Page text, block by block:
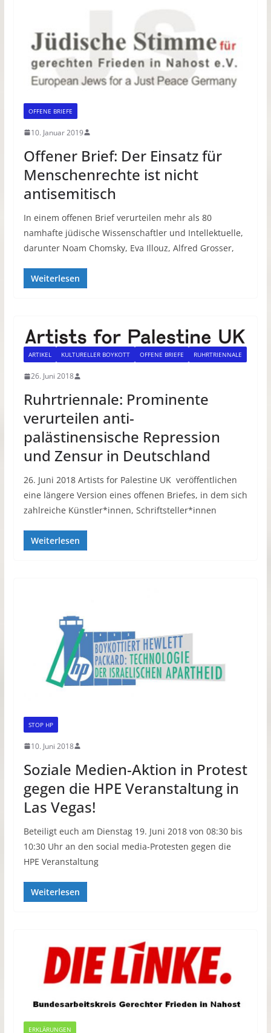
OFFENE BRIEFE
10. Januar 2019
Offener Brief: Der Einsatz für
Menschenrechte ist nicht
antisemitisch
In einem offenen Brief verurteilen mehr als 80
namhafte jüdische Wissenschaftler und Intellektuelle,
darunter Noam Chomsky, Eva Illouz, Alfred Grosser,
Weiterlesen
ARTIKEL KULTURELLER BOYKOTT OFFENE BRIEFE RUHRTRIENNALE
26. Juni 2018
Ruhrtriennale: Prominente
verurteilen anti-
palästinensische Repression
und Zensur in Deutschland
26. Juni 2018 Artists for Palestine UK veröffentlichen
eine längere Version eines offenen Briefes, in dem sich
zahlreiche Künstler*innen, Schriftsteller*innen
Weiterlesen
STOP HP
10. Juni 2018
Soziale Medien-Aktion in Protest
gegen die HPE Veranstaltung in
Las Vegas!
Beteiligt euch am Dienstag 19. Juni 2018 von 08:30 bis
10:30 Uhr an den social media-Protesten gegen die
HPE Veranstaltung
Weiterlesen
ERKLÄRUNGEN